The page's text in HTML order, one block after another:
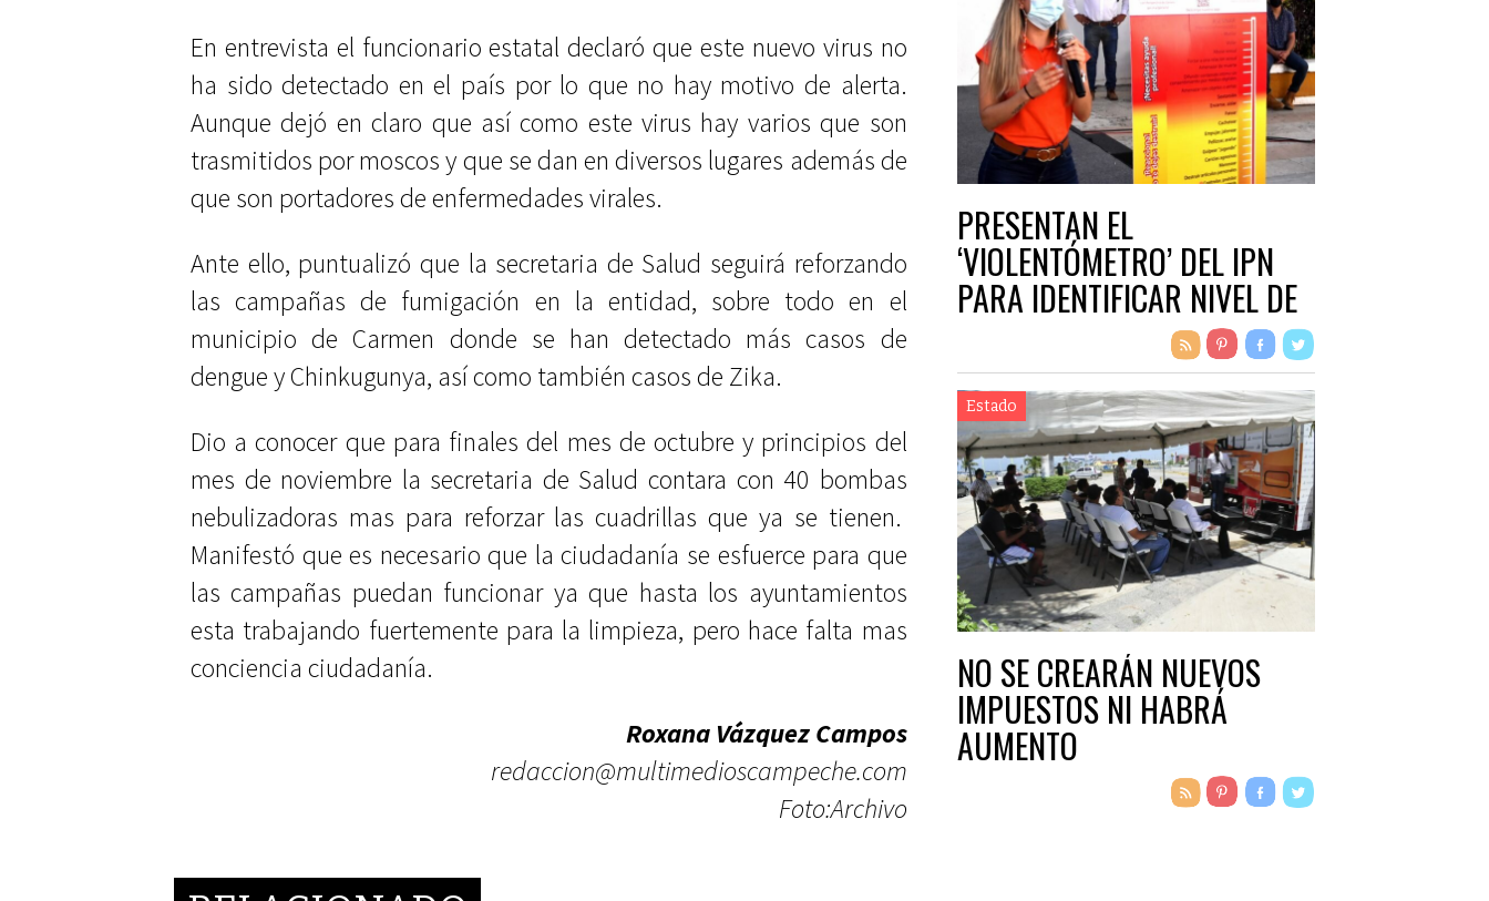
En entrevista el funcionario estatal declaró que este nuevo virus no
ha sido detectado en el país por lo que no hay motivo de alerta.
Aunque dejó en claro que así como este virus hay varios que son
trasmitidos por moscos y que se dan en diversos lugares además de
que son portadores de enfermedades virales.
Ante ello, puntualizó que la secretaria de Salud seguirá reforzando
las campañas de fumigación en la entidad, sobre todo en el
municipio de Carmen donde se han detectado más casos de
dengue y Chinkugunya, así como también casos de Zika.
Dio a conocer que para finales del mes de octubre y principios del
mes de noviembre la secretaria de Salud contara con 40 bombas
nebulizadoras mas para reforzar las cuadrillas que ya se tienen.
Manifestó que es necesario que la ciudadanía se esfuerce para que
las campañas puedan funcionar ya que hasta los ayuntamientos
esta trabajando fuertemente para la limpieza, pero hace falta mas
conciencia ciudadanía.
Roxana Vázquez Campos
redaccion@multimedioscampeche.com
Foto:Archivo
PRESENTAN EL
‘VIOLENTÓMETRO’ DEL IPN
PARA IDENTIFICAR NIVEL DE
Estado
NO SE CREARÁN NUEVOS
IMPUESTOS NI HABRÁ
AUMENTO